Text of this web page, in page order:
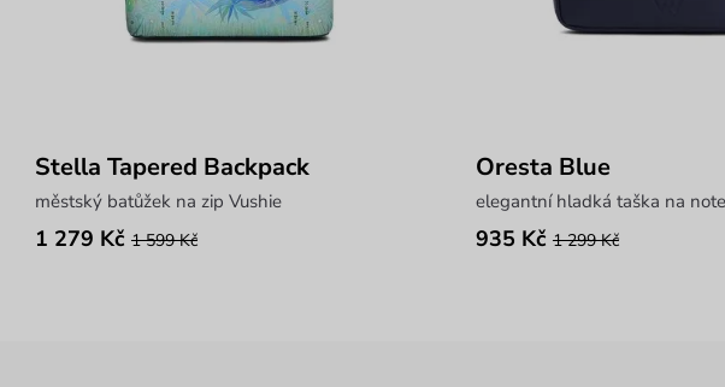
Stella Tapered Backpack
městský batůžek na zip Vushie
1 279 Kč 1 599 Kč
Oresta Blue
elegantní hladká taška na
935 Kč 1 299 Kč